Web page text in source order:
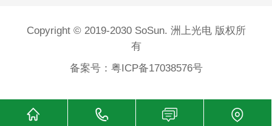
Copyright © 2019-2030 SoSun. 洲上光电 版权所
有
备案号： 粤ICP备17038576号